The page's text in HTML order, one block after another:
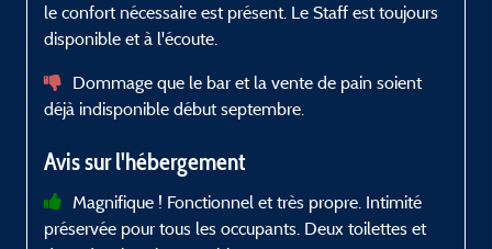
le confort nécessaire est présent. Le Staff est toujours
disponible et à l'écoute.
Dommage que le bar et la vente de pain soient
déjà indisponible début septembre.
Avis sur l'hébergement
Magnifique ! Fonctionnel et très propre. Intimité
préservée pour tous les occupants. Deux toilettes et